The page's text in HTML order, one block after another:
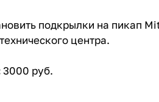
подкрылки на пикап
центра.
3000 руб.